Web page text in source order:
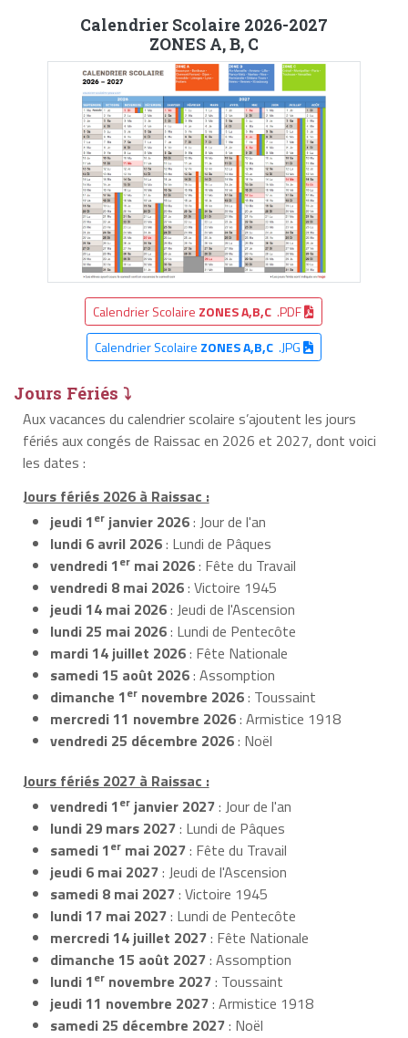
Calendrier Scolaire 2026-2027
ZONES A, B, C
Calendrier Scolaire ZONES A,B,C .PDF
Calendrier Scolaire ZONES A,B,C.JPG
Jours Fériés ⤵
Aux vacances du calendrier scolaire s’ajoutent les jours
fériés aux congés de Raissac en 2026 et 2027, dont voici
les dates :
Jours fériés 2026 à Raissac :
jeudi 1er janvier 2026: Jour de l'an
lundi 6 avril 2026: Lundi de Pâques
vendredi 1er mai 2026: Fête du Travail
vendredi 8 mai 2026: Victoire 1945
jeudi 14 mai 2026: Jeudi de l'Ascension
lundi 25 mai 2026: Lundi de Pentecôte
mardi 14 juillet 2026: Fête Nationale
samedi 15 août 2026: Assomption
dimanche 1er novembre 2026: Toussaint
mercredi 11 novembre 2026: Armistice 1918
vendredi 25 décembre 2026: Noël
Jours fériés 2027 à Raissac :
vendredi 1er janvier 2027: Jour de l'an
lundi 29 mars 2027: Lundi de Pâques
samedi 1er mai 2027: Fête du Travail
jeudi 6 mai 2027: Jeudi de l'Ascension
samedi 8 mai 2027: Victoire 1945
lundi 17 mai 2027: Lundi de Pentecôte
mercredi 14 juillet 2027: Fête Nationale
dimanche 15 août 2027: Assomption
lundi 1er novembre 2027: Toussaint
jeudi 11 novembre 2027: Armistice 1918
samedi 25 décembre 2027: Noël